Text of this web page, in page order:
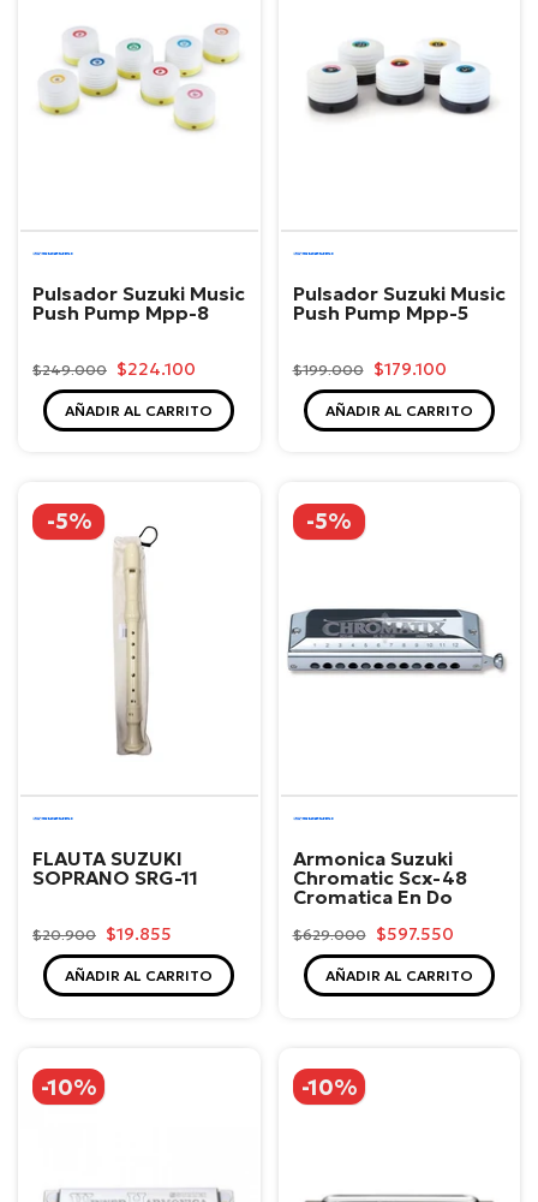
Suzuki
Pulsador Suzuki Music
Push Pump Mpp-8
$249.000 $224.100
AÑADIR AL CARRITO
Suzuki
Pulsador Suzuki Music
Push Pump Mpp-5
$199.000 $179.100
AÑADIR AL CARRITO
-5%
Suzuki
FLAUTA SUZUKI
SOPRANO SRG-11
$20.900 $19.855
AÑADIR AL CARRITO
-5%
Suzuki
Armonica Suzuki
Chromatic Scx-48
Cromatica En Do
$629.000 $597.550
AÑADIR AL CARRITO
-10% -10%